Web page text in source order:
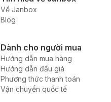
Về Janbox
Blog
Dành cho người mua
Hướng dẫn mua hàng
Hướng dẫn đấu giá
Phương thức thanh toán
Vận chuyển quốc tế